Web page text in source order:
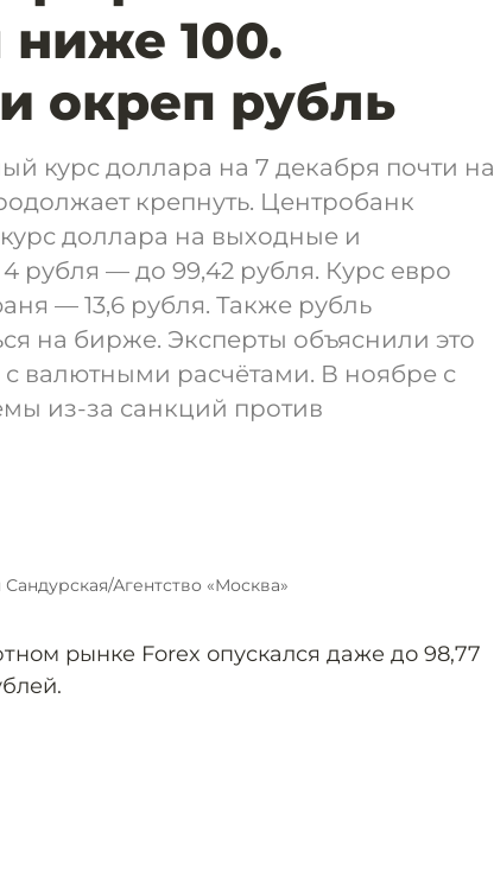
ниже 100.
окреп рубль
курс доллара на 7 декабря почти на
крепнуть. Центробанк
доллара на выходные и
рубля — до 99,42 рубля. Курс евро
— 13,6 рубля. Также рубль
на бирже. Эксперты объяснили это
валютными расчётами. В ноябре с
из-за санкций против
Агентство «Москва»
рынке Forex опускался даже до 98,77